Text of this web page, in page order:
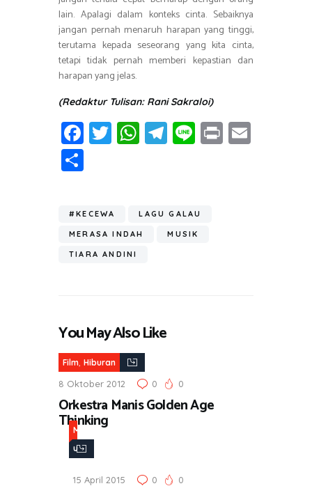
lain. Apalagi dalam konteks cinta. Sebaiknya
jangan pernah menaruh harapan yang tinggi,
terutama kepada seseorang yang kita cinta,
tetapi tidak pernah memberi kepastian dan
harapan yang jelas.
(Redaktur Tulisan: Rani Sakraloi)
Fa
ce
ok
T
wi
W
h
A
p
T
el
a
m
Li
n
Pr
in
ar
e
#KECEWA LAGU GALAU
MERASA INDAH MUSIK
TIARA ANDINI
You May Also Like
Film, Hiburan
8 Oktober 2012 0 0
Orkestra Manis Golden Age
Thinking
M
u
15 April 2015 0 0